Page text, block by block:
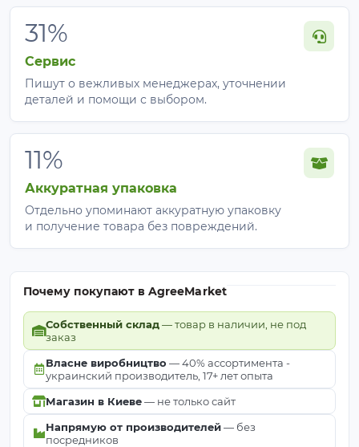
зашторивания. Затеняющий экран закрывается
при высокой освещённости и открывается при
низкой. В качестве затеняющего материала
используется сетка или специальная ткань.
31%
Сервис
Пишут о вежливых менеджерах, уточнении
деталей и помощи с выбором.
11%
Аккуратная упаковка
Отдельно упоминают аккуратную упаковку
и получение товара без повреждений.
Почему покупают в AgreeMarket
Собственный склад— товар в наличии, не под
заказ
Власне виробництво — 40% ассортимента -
украинский производитель, 17+ лет опыта
Магазин в Киеве— не только сайт
Напрямую от производителей— без
посредников